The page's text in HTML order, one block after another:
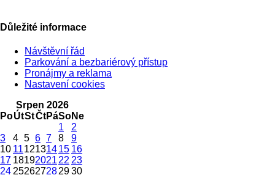
Důležité informace
Návštěvní řád
Parkování a bezbariérový přístup
Pronájmy a reklama
Nastavení cookies
Srpen 2026
PoÚtStČt PáSoNe
1
2
3
4 5 6 7 8
9
10 1112131415 16
17 18192021 22 23
24 252627282930